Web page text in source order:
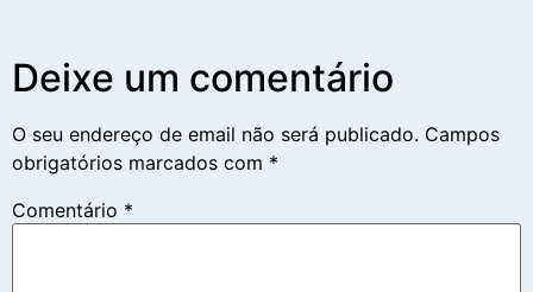
Deixe um comentário
O seu endereço de email não será publicado. Campos
obrigatórios marcados com *
Comentário *